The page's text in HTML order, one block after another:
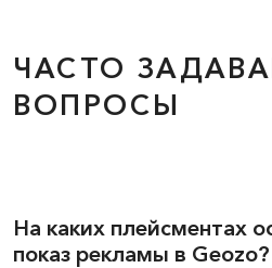
ЧАСТО
ВОПРОСЫ
На каких плейсментах
показ рекламы в Geozo?